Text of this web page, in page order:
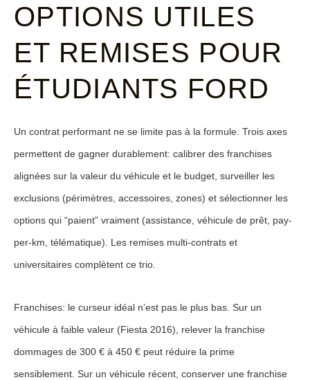
OPTIONS UTILES
ET REMISES POUR
ÉTUDIANTS FORD
Un contrat performant ne se limite pas à la formule. Trois axes
permettent de gagner durablement: calibrer des franchises
alignées sur la valeur du véhicule et le budget, surveiller les
exclusions (périmètres, accessoires, zones) et sélectionner les
options qui “paient” vraiment (assistance, véhicule de prêt, pay-
per-km, télématique). Les remises multi-contrats et
universitaires complètent ce trio.
Franchises: le curseur idéal n’est pas le plus bas. Sur un
véhicule à faible valeur (Fiesta 2016), relever la franchise
dommages de 300 € à 450 € peut réduire la prime
sensiblement. Sur un véhicule récent, conserver une franchise